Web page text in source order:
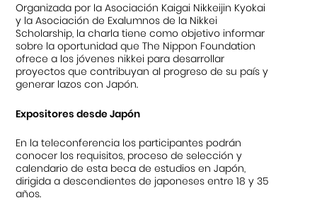
Organizada por la Asociación Kaigai Nikkeijin Kyokai
y la Asociación de Exalumnos de la Nikkei
Scholarship, la charla tiene como objetivo informar
sobre la oportunidad que The Nippon Foundation
ofrece a los jóvenes nikkei para desarrollar
proyectos que contribuyan al progreso de su país y
generar lazos con Japón.
Expositores desde Japón
En la teleconferencia los participantes podrán
conocer los requisitos, proceso de selección y
calendario de esta beca de estudios en Japón,
dirigida a descendientes de japoneses entre 18 y 35
años.